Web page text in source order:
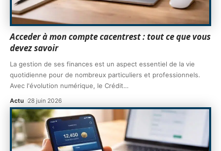
Acceder à mon compte cacentrest : tout ce que vous
devez savoir
La gestion de ses finances est un aspect essentiel de la vie
quotidienne pour de nombreux particuliers et professionnels.
Avec l'évolution numérique, le Crédit…
Actu 28 juin 2026